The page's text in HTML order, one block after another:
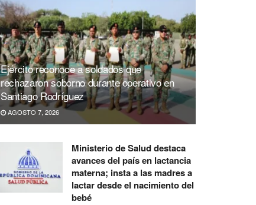
Ejército reconoce a soldados que
rechazaron soborno durante operativo en
Santiago Rodríguez
AGOSTO 7, 2026
Ministerio de Salud destaca
avances del país en lactancia
materna; insta a las madres a
lactar desde el nacimiento del
bebé